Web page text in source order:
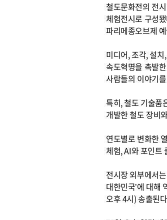
철도문화전의 전
체험전시로 구성
파리메종오브제
미디어, 조각, 설
속도혁명을 촉발
사람들의 이야기
특히, 철도 기술품
개발한 철도 장비
연도별로 변화한
체험, AI와 포인트
전시장 외부에서
대한민국’에 대해
오후 4시) 송출된